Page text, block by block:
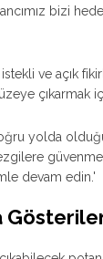
bizi
istekli ve açık
çıkarmak
yolda
devam edin.'